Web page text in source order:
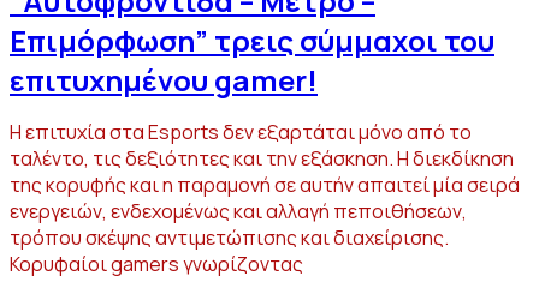
Επιμόρφωση” τρεις σύμμαχοι του
επιτυχημένου gamer!
Η επιτυχία στα Esports δεν εξαρτάται μόνο από το
ταλέντο, τις δεξιότητες και την εξάσκηση. Η διεκδίκηση
της κορυφής και η παραμονή σε αυτήν απαιτεί μία σειρά
ενεργειών, ενδεχομένως και αλλαγή πεποιθήσεων,
τρόπου σκέψης αντιμετώπισης και διαχείρισης.
Κορυφαίοι gamers γνωρίζοντας